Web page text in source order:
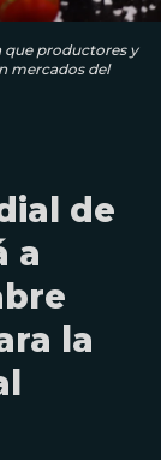
que productores y
mercados del
de
a
la